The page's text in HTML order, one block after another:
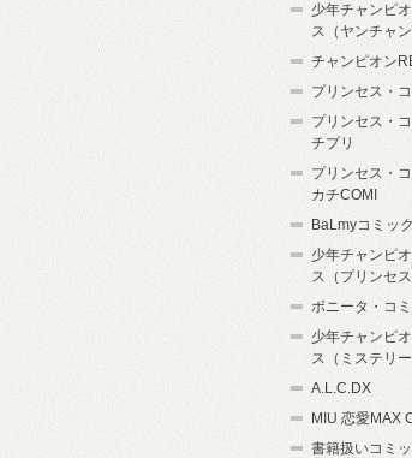
少年チャンピ
ス（ヤンチャン
チャンピオン
プリンセス・
プリンセス・
チプリ
プリンセス・
カチCOMI
BaLmyコミッ
少年チャンピ
ス（プリンセス
ボニータ・コ
少年チャンピ
ス（ミステリー
A.L.C.DX
MIU 恋愛MAX
書籍扱いコミ